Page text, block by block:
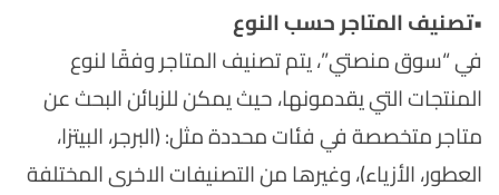
•تصنيف المتاجر حسب النوع
في “سوق منصتي”، يتم تصنيف المتاجر وفقًا لنوع
المنتجات التي يقدمونها، حيث يمكن للزبائن البحث عن
متاجر متخصصة في فئات محددة مثل: (البرجر، البيتزا،
العطور، الأزياء)، وغيرها من التصنيفات الاخرى المختلفة